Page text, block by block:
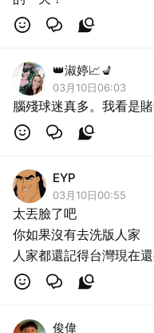
👑淑婷📈💺
03月10日06:03
腦殘球迷真多。我看是
EYP
03月10日00:55
太丟臉了吧
你如果沒有去洗版人家
人家都還記得台灣現在
俊偉